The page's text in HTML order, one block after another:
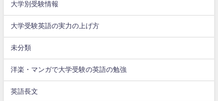
大学別受験情報
大学受験英語の実力の上げ方
未分類
洋楽・マンガで大学受験の英語の勉強
英語長文